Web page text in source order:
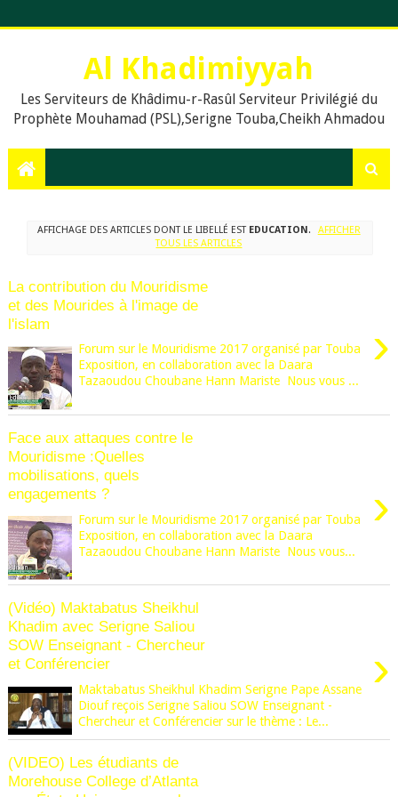
Al Khadimiyyah
Les Serviteurs de Khâdimu-r-Rasûl Serviteur Privilégié du
Prophète Mouhamad (PSL),Serigne Touba,Cheikh Ahmadou
le prophète Muḥammad (psl),,Dieu, La prière en islam,
Assalat, Salat, les cinq prières quotidiennes, Le Khalife
Muhammad, .Org, .Com., Sénégal, Usa, Dakar, Touba,
AFFICHAGE DES ARTICLES DONT LE LIBELLÉ EST EDUCATION.
AFFICHER
TOUS LES ARTICLES
La contribution du Mouridisme
et des Mourides à l'image de
l'islam
›
Forum sur le Mouridisme 2017 organisé par Touba
Exposition, en collaboration avec la Daara
Tazaoudou Choubane Hann Mariste Nous vous ...
Face aux attaques contre le
Mouridisme :Quelles
mobilisations, quels
engagements ?
›
Forum sur le Mouridisme 2017 organisé par Touba
Exposition, en collaboration avec la Daara
Tazaoudou Choubane Hann Mariste Nous vous...
(Vidéo) Maktabatus Sheikhul
Khadim avec Serigne Saliou
SOW Enseignant - Chercheur
et Conférencier
›
Maktabatus Sheikhul Khadim Serigne Pape Assane
Diouf reçois Serigne Saliou SOW Enseignant -
Chercheur et Conférencier sur le thème : Le...
(VIDEO) Les étudiants de
Morehouse College d’Atlanta